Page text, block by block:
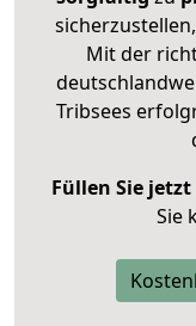
Mit der
Tribsees
Füllen Sie
Sie